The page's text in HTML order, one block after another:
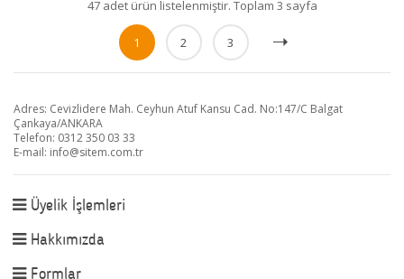
47 adet ürün listelenmiştir. Toplam 3 sayfa
1 2 3
Adres: Cevizlidere Mah. Ceyhun Atuf Kansu Cad. No:147/C Balgat
Çankaya/ANKARA
Telefon: 0312 350 03 33
E-mail: info@sitem.com.tr
Üyelik İşlemleri
Hakkımızda
Formlar